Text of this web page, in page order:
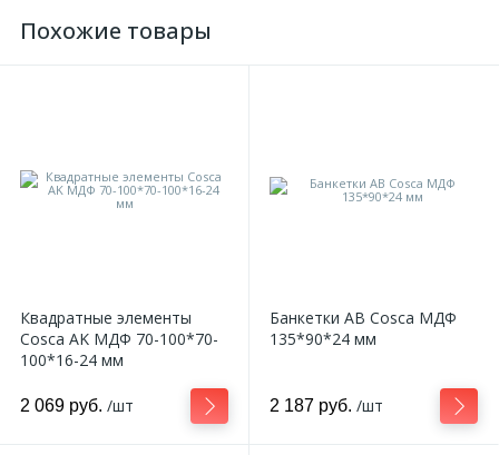
Похожие товары
Квадратные элементы
Cosca AK МДФ 70-100*70-
100*16-24 мм
2 069 руб. /шт
Банкетки AB Cosca МДФ
135*90*24 мм
2 187 руб. /шт